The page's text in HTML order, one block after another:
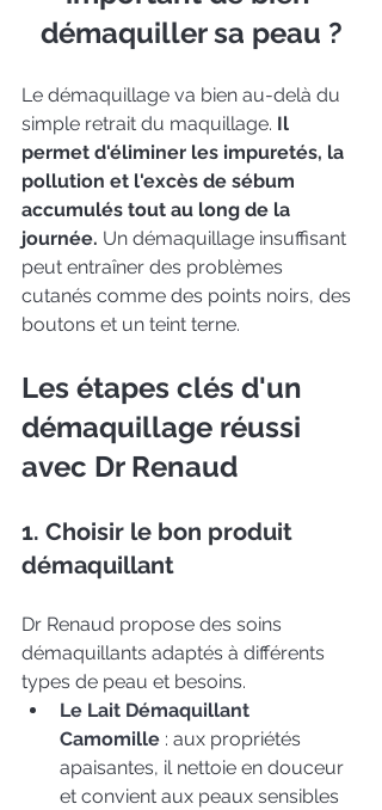
démaquiller sa peau ?
Le démaquillage va bien au-delà du
simple retrait du maquillage. Il
permet d'éliminer les impuretés, la
pollution et l'excès de sébum
accumulés tout au long de la
journée. Un démaquillage insuffisant
peut entraîner des problèmes
cutanés comme des points noirs, des
boutons et un teint terne.
Les étapes clés d'un
démaquillage réussi
avec Dr Renaud
1. Choisir le bon produit
démaquillant
Dr Renaud propose des soins
démaquillants adaptés à différents
types de peau et besoins.
Le Lait Démaquillant
Camomille : aux propriétés
apaisantes, il nettoie en douceur
et convient aux peaux sensibles